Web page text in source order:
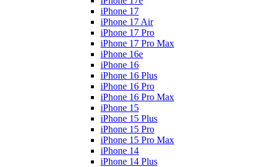
iPhone 17
iPhone 17 Air
iPhone 17 Pro
iPhone 17 Pro Max
iPhone 16e
iPhone 16
iPhone 16 Plus
iPhone 16 Pro
iPhone 16 Pro Max
iPhone 15
iPhone 15 Plus
iPhone 15 Pro
iPhone 15 Pro Max
iPhone 14
iPhone 14 Plus